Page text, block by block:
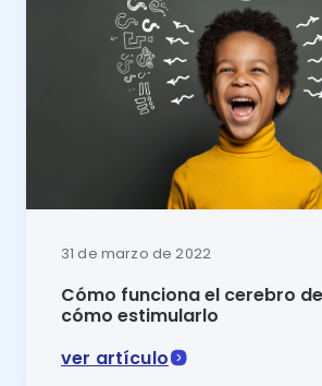
31 de marzo de 2022
Cómo funciona el cerebro
cómo estimularlo
ver artículo